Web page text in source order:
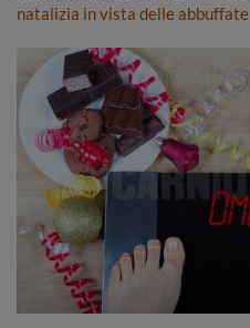
natalizia in vista delle abbuffate